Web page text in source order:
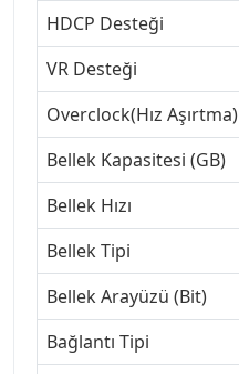
HDCP Desteği
VR Desteği
Overclock(Hız Aşırtma)
Bellek Kapasitesi (GB)
Bellek Hızı
Bellek Tipi
Bellek Arayüzü (Bit)
Bağlantı Tipi